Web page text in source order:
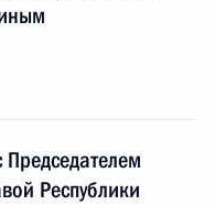
Председателем
Республики